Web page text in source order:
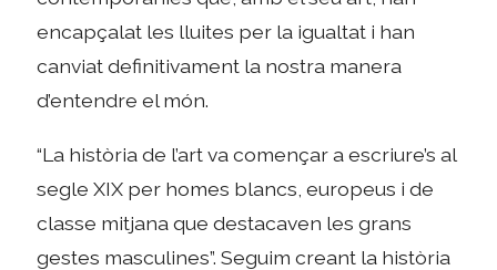
encapçalat les lluites per la igualtat i han
canviat definitivament la nostra manera
d’entendre el món.
“La història de l’art va començar a escriure’s al
segle XIX per homes blancs, europeus i de
classe mitjana que destacaven les grans
gestes masculines”. Seguim creant la història